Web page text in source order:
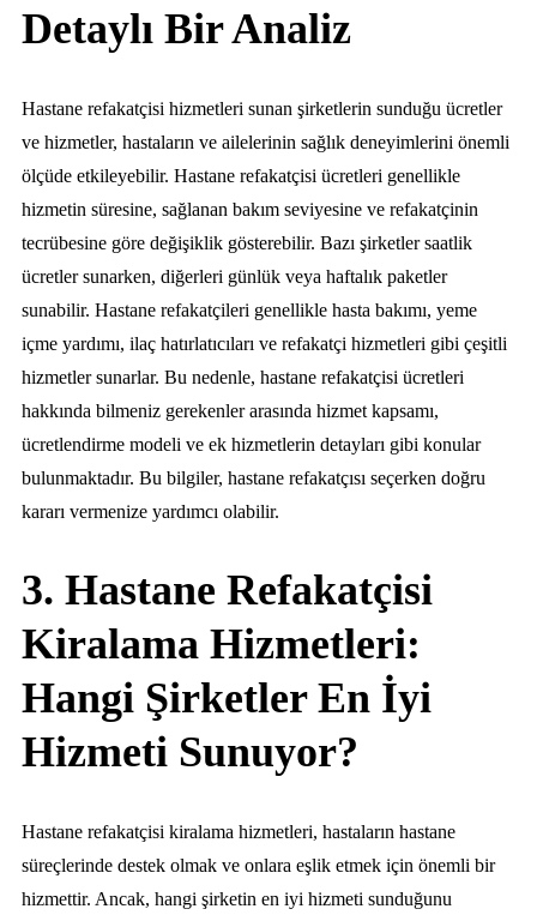
Detaylı Bir Analiz
Hastane refakatçisi hizmetleri sunan şirketlerin sunduğu ücretler
ve hizmetler, hastaların ve ailelerinin sağlık deneyimlerini önemli
ölçüde etkileyebilir. Hastane refakatçisi ücretleri genellikle
hizmetin süresine, sağlanan bakım seviyesine ve refakatçinin
tecrübesine göre değişiklik gösterebilir. Bazı şirketler saatlik
ücretler sunarken, diğerleri günlük veya haftalık paketler
sunabilir. Hastane refakatçileri genellikle hasta bakımı, yeme
içme yardımı, ilaç hatırlatıcıları ve refakatçi hizmetleri gibi çeşitli
hizmetler sunarlar. Bu nedenle, hastane refakatçisi ücretleri
hakkında bilmeniz gerekenler arasında hizmet kapsamı,
ücretlendirme modeli ve ek hizmetlerin detayları gibi konular
bulunmaktadır. Bu bilgiler, hastane refakatçısı seçerken doğru
kararı vermenize yardımcı olabilir.
3. Hastane Refakatçisi
Kiralama Hizmetleri:
Hangi Şirketler En İyi
Hizmeti Sunuyor?
Hastane refakatçisi kiralama hizmetleri, hastaların hastane
süreçlerinde destek olmak ve onlara eşlik etmek için önemli bir
hizmettir. Ancak, hangi şirketin en iyi hizmeti sunduğunu